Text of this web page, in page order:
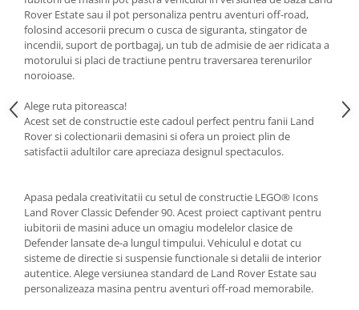
Rover Estate sau il pot personaliza pentru aventuri off-road,
folosind accesorii precum o cusca de siguranta, stingator de
incendii, suport de portbagaj, un tub de admisie de aer ridicata a
motorului si placi de tractiune pentru traversarea terenurilor
noroioase.
Alege ruta pitoreasca!
Acest set de constructie este cadoul perfect pentru fanii Land
Rover si colectionarii demasini si ofera un proiect plin de
satisfactii adultilor care apreciaza designul spectaculos.
Apasa pedala creativitatii cu setul de constructie LEGO® Icons
Land Rover Classic Defender 90. Acest proiect captivant pentru
iubitorii de masini aduce un omagiu modelelor clasice de
Defender lansate de-a lungul timpului. Vehiculul e dotat cu
sisteme de directie si suspensie functionale si detalii de interior
autentice. Alege versiunea standard de Land Rover Estate sau
personalizeaza masina pentru aventuri off-road memorabile.